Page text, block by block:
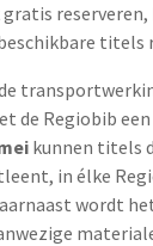
reserveren,
titels
de Regiobib
kunnen titels
in élke
wordt